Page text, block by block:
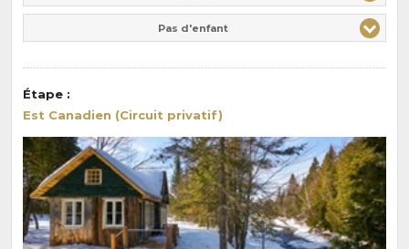
Pas d'enfant
Étape :
Est Canadien (Circuit privatif)